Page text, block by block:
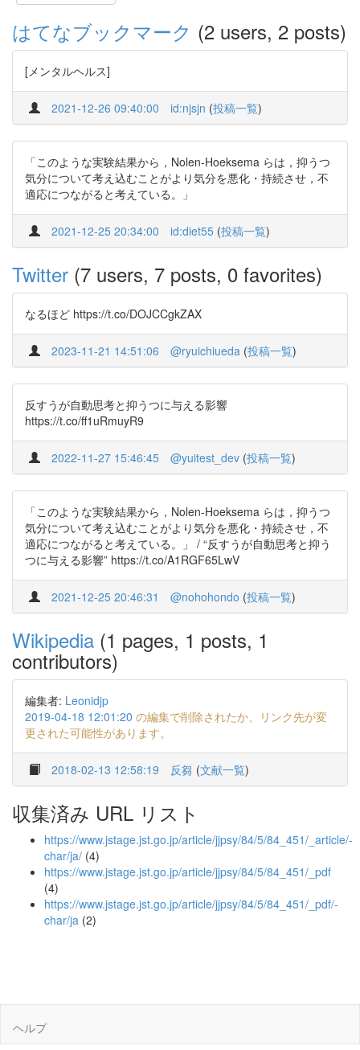
はてなブックマーク (2 users, 2 posts)
[メンタルヘルス]
2021-12-26 09:40:00 id:njsjn (投稿一覧)
「このような実験結果から，Nolen-Hoeksema らは，抑うつ
気分について考え込むことがより気分を悪化・持続させ，不
適応につながると考えている。」
2021-12-25 20:34:00 id:diet55 (投稿一覧)
Twitter (7 users, 7 posts, 0 favorites)
なるほど https://t.co/DOJCCgkZAX
2023-11-21 14:51:06 @ryuichiueda (投稿一覧)
反すうが自動思考と抑うつに与える影響
https://t.co/ff1uRmuyR9
2022-11-27 15:46:45 @yuitest_dev (投稿一覧)
「このような実験結果から，Nolen-Hoeksema らは，抑うつ
気分について考え込むことがより気分を悪化・持続させ，不
適応につながると考えている。」 / “反すうが自動思考と抑う
つに与える影響” https://t.co/A1RGF65LwV
2021-12-25 20:46:31 @nohohondo (投稿一覧)
Wikipedia (1 pages, 1 posts, 1
contributors)
編集者: Leonidjp
2019-04-18 12:01:20 の編集で削除されたか、リンク先が変
更された可能性があります。
2018-02-13 12:58:19 反芻 (文献一覧)
収集済み URL リスト
https://www.jstage.jst.go.jp/article/jjpsy/84/5/84_451/_article/-
char/ja/ (4)
https://www.jstage.jst.go.jp/article/jjpsy/84/5/84_451/_pdf
(4)
https://www.jstage.jst.go.jp/article/jjpsy/84/5/84_451/_pdf/-
char/ja (2)
ヘルプ